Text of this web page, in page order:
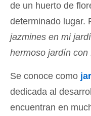
de un huerto de
determinado lugar.
jazmines en mi
hermoso jardín con
Se conoce como
dedicada al
encuentran en